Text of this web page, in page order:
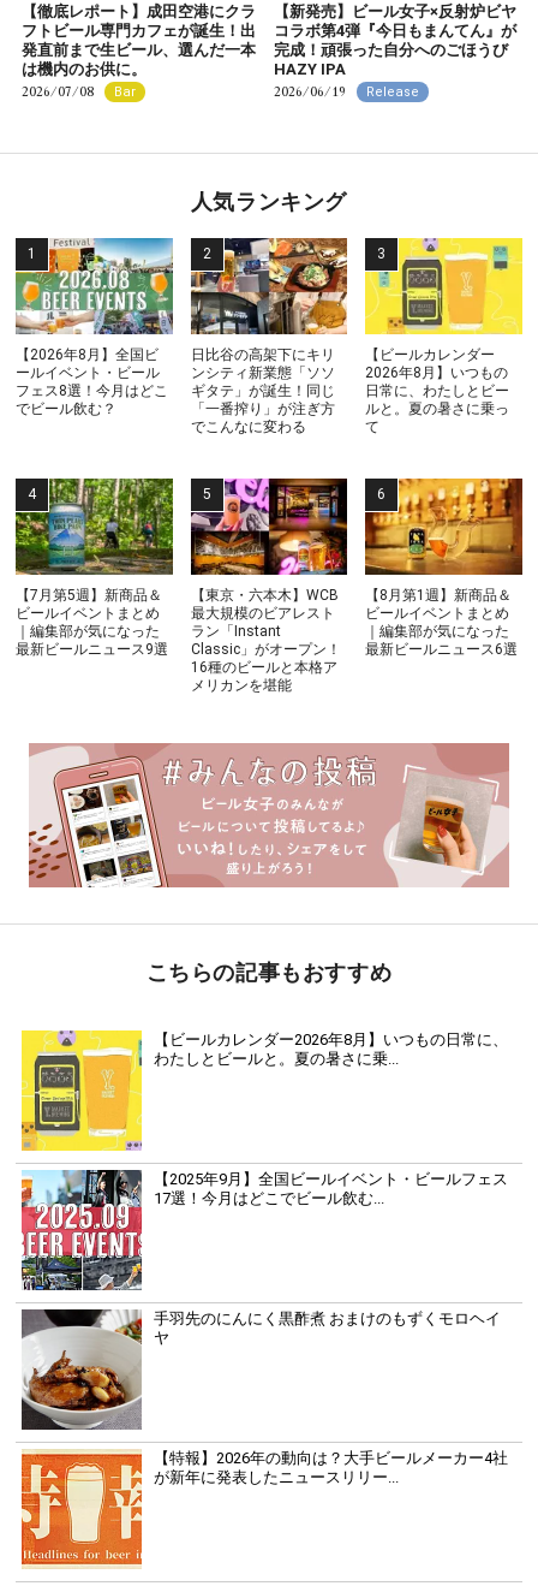
【徹底レポート】成田空港にクラ
フトビール専門カフェが誕生！出
発直前まで生ビール、選んだ一本
は機内のお供に。
2026/07/08 Bar
【新発売】ビール女子×反射炉ビヤ
コラボ第4弾『今日もまんてん』が
完成！頑張った自分へのごほうび
HAZY IPA
2026/06/19 Release
人気ランキング
【2026年8月】全国ビ
ールイベント・ビール
フェス8選！今月はどこ
でビール飲む？
日比谷の高架下にキリ
ンシティ新業態「ソソ
ギタテ」が誕生！同じ
「一番搾り」が注ぎ方
でこんなに変わる
【ビールカレンダー
2026年8月】いつもの
日常に、わたしとビー
ルと。夏の暑さに乗っ
て
【7月第5週】新商品＆
ビールイベントまとめ
｜編集部が気になった
最新ビールニュース9選
【東京・六本木】WCB
最大規模のビアレスト
ラン「Instant
Classic」がオープン！
16種のビールと本格ア
メリカンを堪能
【8月第1週】新商品＆
ビールイベントまとめ
｜編集部が気になった
最新ビールニュース6選
こちらの記事もおすすめ
【ビールカレンダー2026年8月】いつもの日常に、
わたしとビールと。夏の暑さに乗...
【2025年9月】全国ビールイベント・ビールフェス
17選！今月はどこでビール飲む...
手羽先のにんにく黒酢煮 おまけのもずくモロヘイ
ヤ
【特報】2026年の動向は？大手ビールメーカー4社
が新年に発表したニュースリリー...